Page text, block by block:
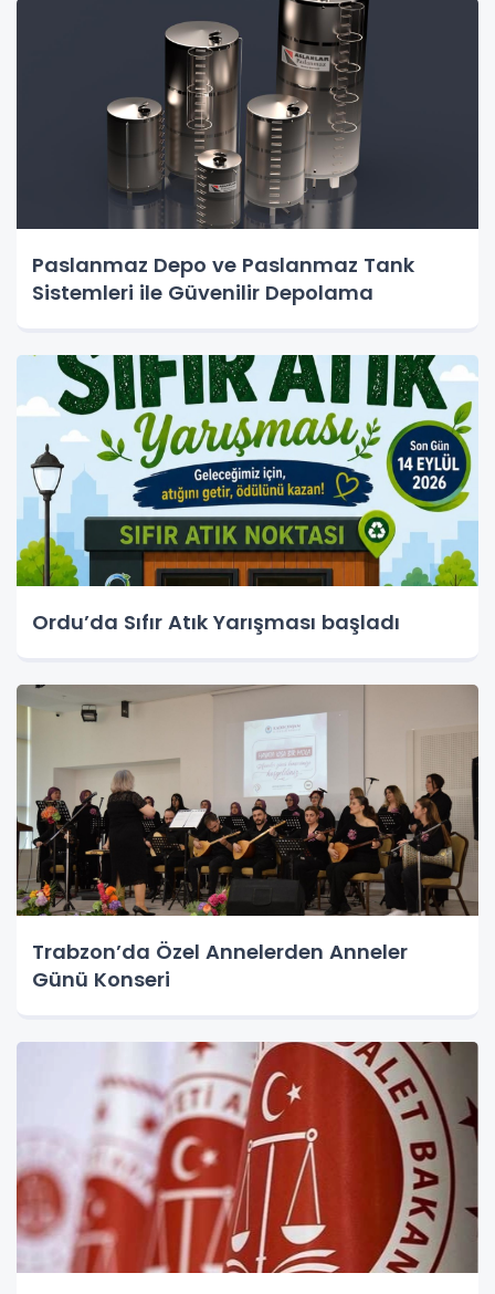
Paslanmaz Depo ve Paslanmaz Tank
Sistemleri ile Güvenilir Depolama
Ordu’da Sıfır Atık Yarışması başladı
Trabzon’da Özel Annelerden Anneler
Günü Konseri